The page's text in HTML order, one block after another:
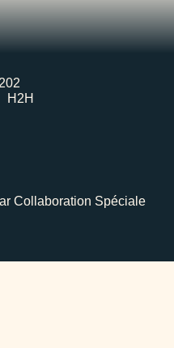
Collaboration Spéciale